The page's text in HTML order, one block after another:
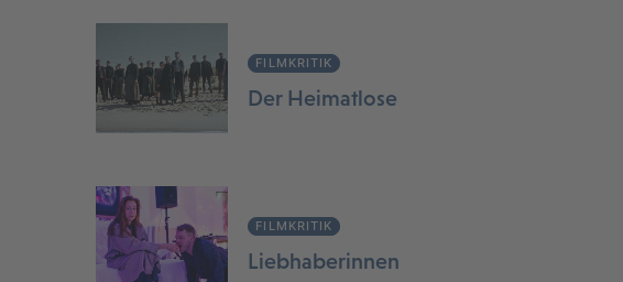
FILMKRITIK
Der Heimatlose
FILMKRITIK
Liebhaberinnen